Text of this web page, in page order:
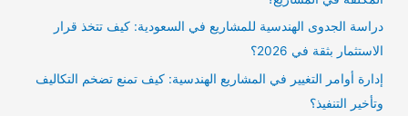
دراسة الجدوى الهندسية للمشاريع في السعودية: كيف تتخذ قرار
الاستثمار بثقة في 2026؟
إدارة أوامر التغيير في المشاريع الهندسية: كيف تمنع تضخم التكاليف
وتأخير التنفيذ؟